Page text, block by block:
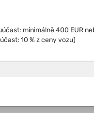
Pojištění proti škodám
10 % z ceny vozu)